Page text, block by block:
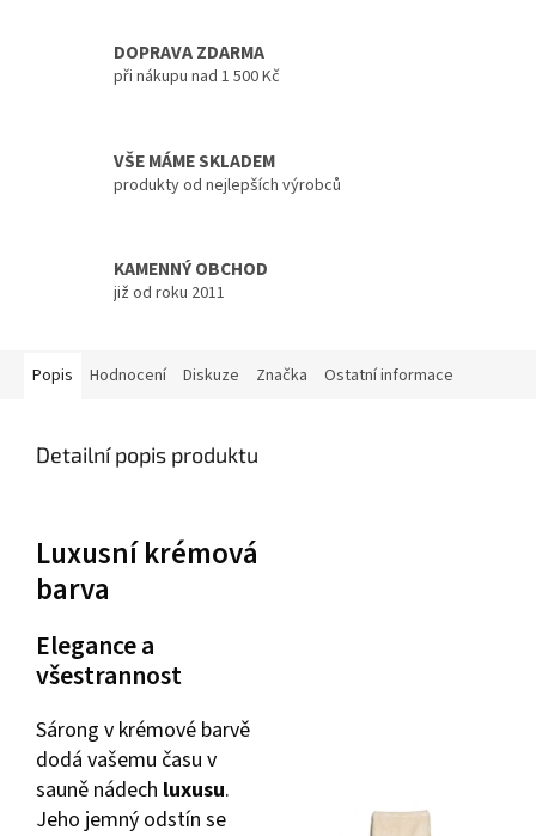
DOPRAVA ZDARMA
při nákupu nad 1 500 Kč
VŠE MÁME SKLADEM
produkty od nejlepších výrobců
KAMENNÝ OBCHOD
již od roku 2011
Popis Hodnocení Diskuze Značka Ostatní informace
Detailní popis produktu
Luxusní krémová
barva
Elegance a
všestrannost
Sárong v krémové barvě
dodá vašemu času v
sauně nádech luxusu.
Jeho jemný odstín se